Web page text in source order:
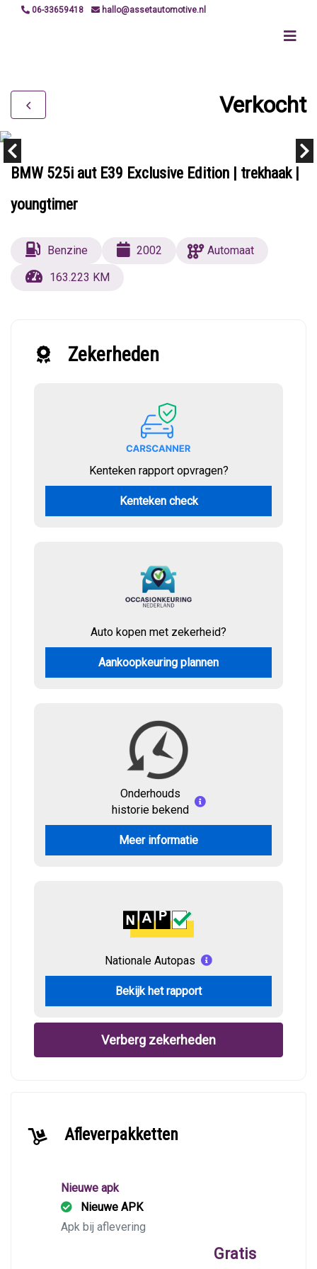
06-33659418 hallo@assetautomotive.nl
Verkocht
BMW 525i aut E39 Exclusive Edition | trekhaak |
youngtimer
Benzine 2002
Automaat
163.223 KM
Zekerheden
Kenteken rapport opvragen?
Kenteken check
Auto kopen met zekerheid?
Aankoopkeuring plannen
Onderhouds
historie bekend
Meer informatie
Nationale Autopas
Bekijk het rapport
Verberg zekerheden
Afleverpakketten
Nieuwe apk
Nieuwe APK
Apk bij aflevering
Gratis